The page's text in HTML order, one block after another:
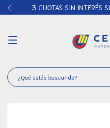
3 CUOTAS SIN INTERÉS